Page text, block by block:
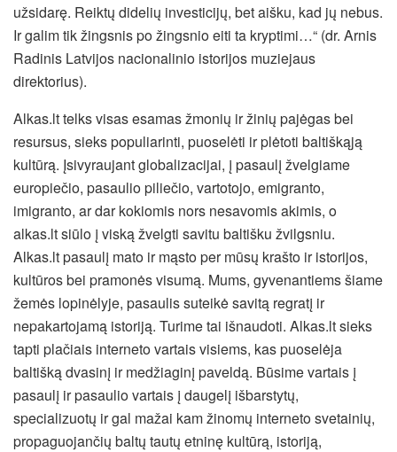
užsidarę. Reiktų didelių investicijų, bet aišku, kad jų nebus.
Ir galim tik žingsnis po žingsnio eiti ta kryptimi…“ (dr. Arnis
Radinis Latvijos nacionalinio istorijos muziejaus
direktorius).
Alkas.lt telks visas esamas žmonių ir žinių pajėgas bei
resursus, sieks populiarinti, puoselėti ir plėtoti baltiškąją
kultūrą. Įsivyraujant globalizacijai, į pasaulį žvelgiame
europiečio, pasaulio piliečio, vartotojo, emigranto,
imigranto, ar dar kokiomis nors nesavomis akimis, o
alkas.lt siūlo į viską žvelgti savitu baltišku žvilgsniu.
Alkas.lt pasaulį mato ir mąsto per mūsų krašto ir istorijos,
kultūros bei pramonės visumą. Mums, gyvenantiems šiame
žemės lopinėlyje, pasaulis suteikė savitą regratį ir
nepakartojamą istoriją. Turime tai išnaudoti. Alkas.lt sieks
tapti plačiais interneto vartais visiems, kas puoselėja
baltišką dvasinį ir medžiaginį paveldą. Būsime vartais į
pasaulį ir pasaulio vartais į daugelį išbarstytų,
specializuotų ir gal mažai kam žinomų interneto svetainių,
propaguojančių baltų tautų etninę kultūrą, istoriją,